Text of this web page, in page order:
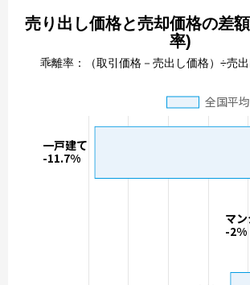
売り出し価格と売却価格の差
率)
乖離率：（取引価格－売出し価格）÷売